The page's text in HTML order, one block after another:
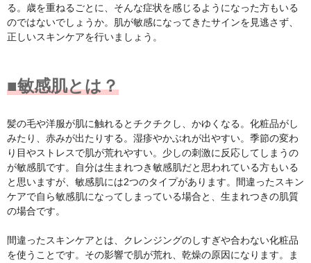
る。歳を重ねるごとに、そんな症状を感じるようになった方もいる
のではないでしょうか。肌が敏感になってきたサインを見逃さず、
正しいスキンケアを行いましょう。
■敏感肌とは？
髪の毛や洋服が肌に触れるとチクチクし、かゆくなる。化粧品がし
みたり、赤みが出たりする。湿疹やかぶれが出やすい。季節の変わ
り目やストレスで肌が荒れやすい。少しの刺激に反応してしまうの
が敏感肌です。自分は生まれつき敏感肌だと思われている方もいる
と思いますが、敏感肌には2つのタイプがあります。間違ったスキン
ケアで自ら敏感肌になってしまっている場合と、生まれつきの肌質
の場合です。
間違ったスキンケアとは、クレンジングのしすぎや合わない化粧品
を使うことです。その影響で肌が荒れ、乾燥の原因になります。ま